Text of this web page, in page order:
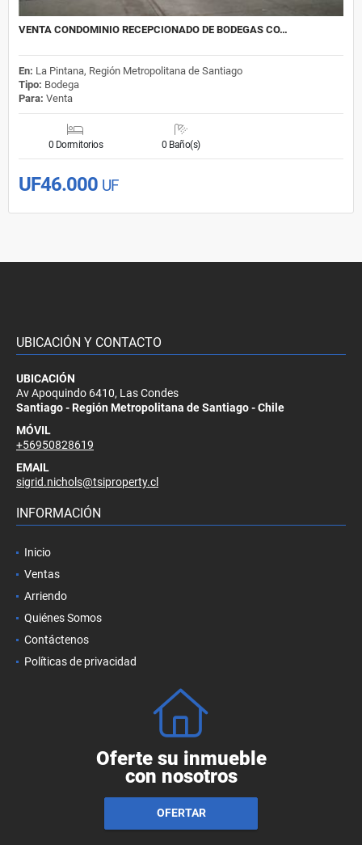
VENTA CONDOMINIO RECEPCIONADO DE BODEGAS CO…
En: La Pintana, Región Metropolitana de Santiago
Tipo: Bodega
Para: Venta
0 Dormitorios 0 Baño(s)
UF46.000 UF
UBICACIÓN Y CONTACTO
UBICACIÓN
Av Apoquindo 6410, Las Condes
Santiago - Región Metropolitana de Santiago - Chile
MÓVIL
+56950828619
EMAIL
sigrid.nichols@tsiproperty.cl
INFORMACIÓN
Inicio
Ventas
Arriendo
Quiénes Somos
Contáctenos
Políticas de privacidad
Oferte su inmueble
con nosotros
OFERTAR